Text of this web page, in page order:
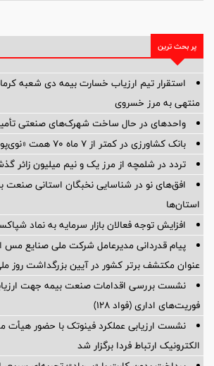
پر بحث ترین
استقرار تیم ارزیاب خسارت بیمه دی شعبه
منتهی به مرز خسروی
واحدهای در حال ساخت شهرک‌های صنعتی
بانک کشاورزی در کمتر از ۷ ماه ۷۰ همت «نوی‌پو» صادر کرد
تردد در شلمچه از مرز یک و نیم میلیون زائر
افق‌های نو در شناسایی نخبگان استانی صنعت
استان‌ها
افزایش توجه فعالان بازار سرمایه به نماد
پیام قدردانی مدیرعامل شرکت ملی صنایع
عنوان مکتشف برتر کشور در آیین بزرگداشت
نشست بررسی اقدامات صنعت بیمه جهت
فوریت‌های اداری (فواد ۱۲۸)
نشست ارزیابی عملکرد فینوتک با حضور هیأت‌
الکترونیک ارتباط فردا برگزار شد